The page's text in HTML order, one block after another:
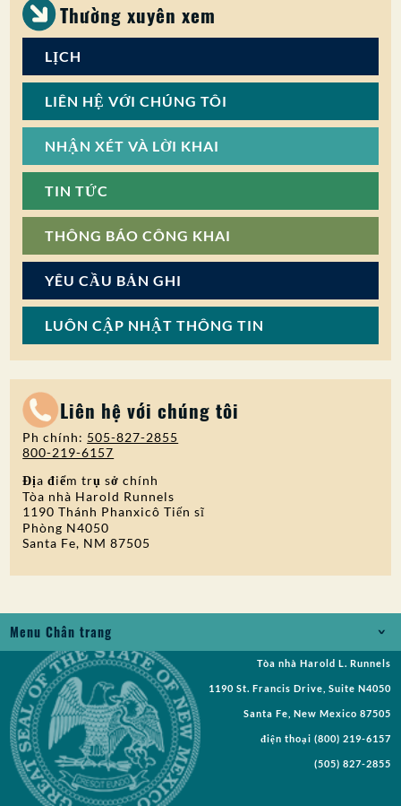
Thường xuyên xem
LỊCH
LIÊN HỆ VỚI CHÚNG TÔI
NHẬN XÉT VÀ LỜI KHAI
TIN TỨC
THÔNG BÁO CÔNG KHAI
YÊU CẦU BẢN GHI
LUÔN CẬP NHẬT THÔNG TIN
Liên hệ với chúng tôi
Ph chính: 505-827-2855
800-219-6157
Địa điểm trụ sở chính
Tòa nhà Harold Runnels
1190 Thánh Phanxicô Tiến sĩ
Phòng N4050
Santa Fe, NM 87505
Menu Chân trang
Jobs
Yêu cầu Bản ghi
Yêu cầu đề xuất
Yêu cầu Cuộc họp
Tòa nhà Harold L. Runnels
1190 St. Francis Drive, Suite N4050
Santa Fe, New Mexico 87505
điện thoại (800) 219-6157
(505) 827-2855